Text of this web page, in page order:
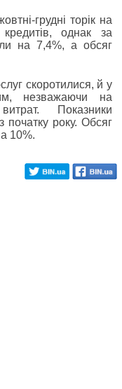
грудні торік на
однак за
на 7,4%, а обсяг
скоротилися, й у
незважаючи на
Показники
початку року. Обсяг
10%.